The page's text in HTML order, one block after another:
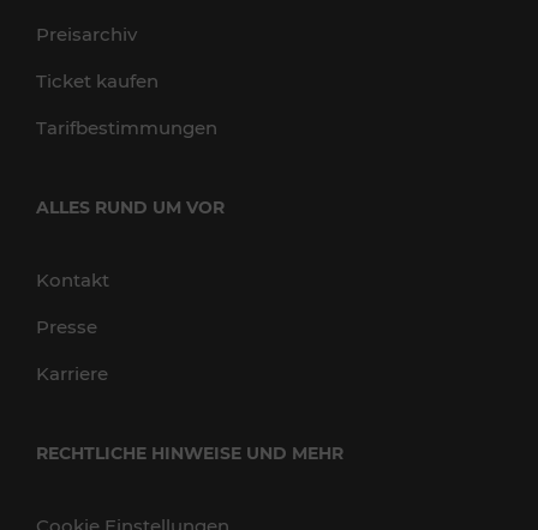
Preisarchiv
Ticket kaufen
Tarifbestimmungen
ALLES RUND UM VOR
Kontakt
Presse
Karriere
RECHTLICHE HINWEISE UND MEHR